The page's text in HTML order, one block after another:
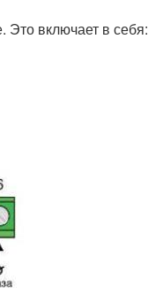
Это включает в себя: